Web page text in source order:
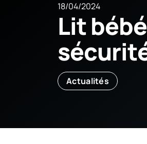
18/04/2024
Lit
Actualités